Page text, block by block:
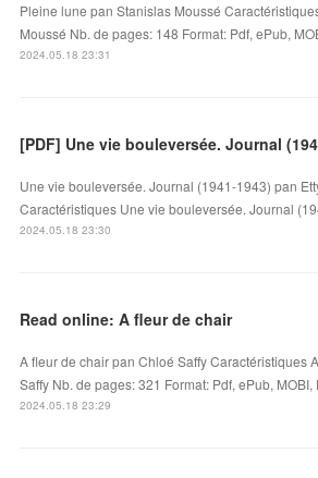
Pleine lune pan Stanislas Moussé
Moussé Nb. de pages: 148 Format: Pdf, ePub,
2024.05.18 23:31
[PDF] Une vie bouleversée. Journal
Une vie bouleversée. Journal (1941-1943) pan
Caractéristiques Une vie bouleversée. Journal
2024.05.18 23:30
Read online: A fleur de chair
A fleur de chair pan Chloé Saffy Caractéristiques
Saffy Nb. de pages: 321 Format: Pdf, ePub, MOBI,
2024.05.18 23:29